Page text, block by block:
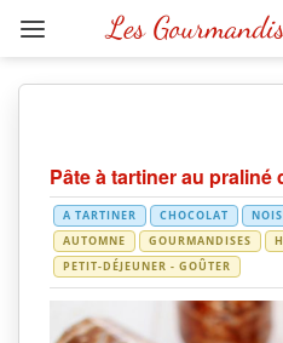
Pâte à tartiner au praliné
A TARTINER CHOCOLAT
AUTOMNE
GOURMANDISES
PETIT-DÉJEUNER - GOÛTER